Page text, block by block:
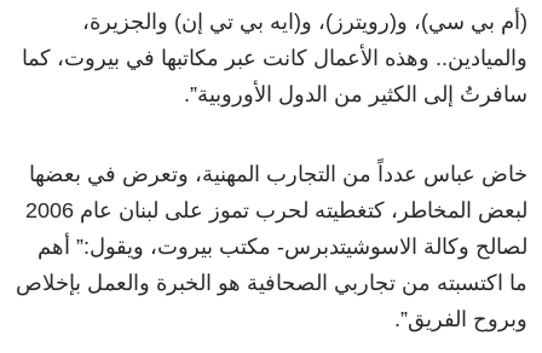
(أم بي سي)، و(رويترز)، و(ايه بي تي إن) والجزيرة،
والميادين.. وهذه الأعمال كانت عبر مكاتبها في بيروت، كما
سافرتُ إلى الكثير من الدول الأوروبية”.
خاض عباس عدداً من التجارب المهنية، وتعرض في بعضها
لبعض المخاطر، كتغطيته لحرب تموز على لبنان عام 2006
لصالح وكالة الاسوشيتدبرس- مكتب بيروت، ويقول:” أهم
ما اكتسبته من تجاربي الصحافية هو الخبرة والعمل بإخلاص
وبروح الفريق”.